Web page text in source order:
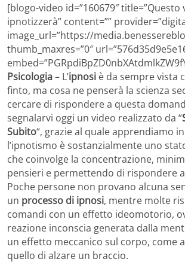
[blogo-video id=”160679″ title=”Questo
ipnotizzerà” content=””
image_url=”https://
thumb_maxres=”0″
Psicologia– L’ipnosi è da sempre vista
finto, ma cosa ne penserà la scienza
cercare di rispondere a questa
segnalarvi oggi un video realizzato da “
Subito“, grazie al quale apprendiamo
l’ipnotismo è sostanzialmente uno
che coinvolge la concentrazione,
pensieri e permettendo di rispondere
Poche persone non provano alcuna
un processo di ipnosi, mentre molte
comandi con un effetto ideomotorio,
reazione inconscia generata dalla
un effetto meccanico sul corpo, come
quello di alzare un braccio.